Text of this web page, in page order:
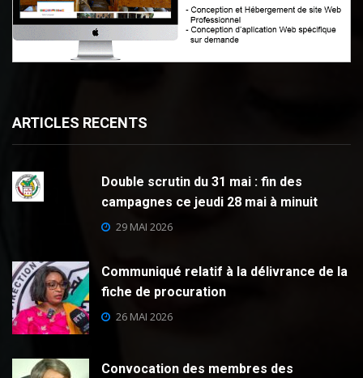
ARTICLES RECENTS
Double scrutin du 31 mai : fin des
campagnes ce jeudi 28 mai à minuit
29 MAI 2026
Communiqué relatif à la délivrance de la
fiche de procuration
26 MAI 2026
Convocation des membres des